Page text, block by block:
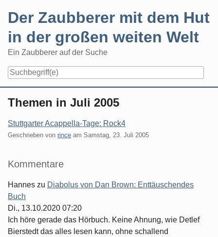
Der Zaubberer mit dem Hut
in der großen weiten Welt
Ein Zaubberer auf der Suche
Themen in Juli 2005
Stuttgarter Acappella-Tage: Rock4
Geschrieben von rince am Samstag, 23. Juli 2005
Seitenleiste
Kommentare
Hannes zu Diabolus von Dan Brown: Enttäuschendes
Buch
Di., 13.10.2020 07:20
Ich höre gerade das Hörbuch. Keine Ahnung, wie Detlef
Bierstedt das alles lesen kann, ohne schallend